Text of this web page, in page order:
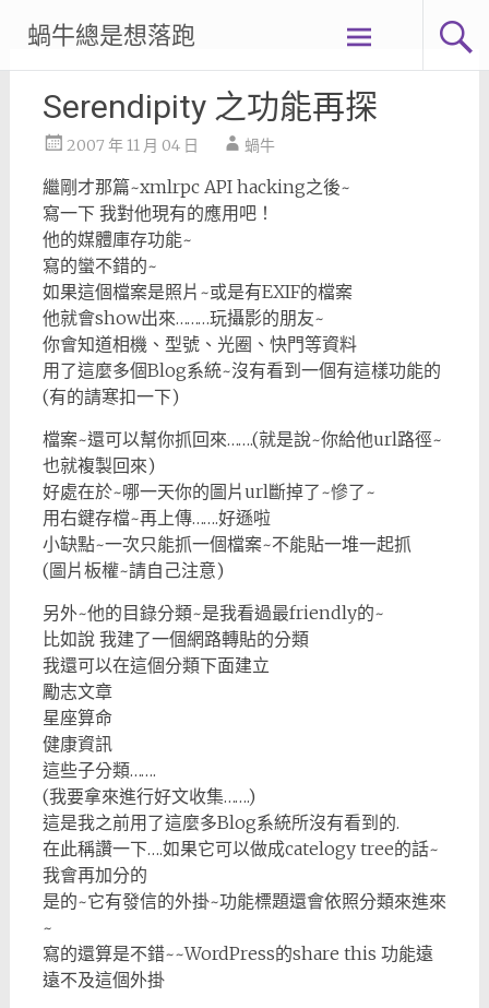
content
蝸牛總是想落跑
Serendipity 之功能再探
2007 年 11 月 04 日 蝸牛
繼剛才那篇~xmlrpc API hacking之後~
寫一下 我對他現有的應用吧！
他的媒體庫存功能~
寫的蠻不錯的~
如果這個檔案是照片~或是有EXIF的檔案
他就會show出來………玩攝影的朋友~
你會知道相機、型號、光圈、快門等資料
用了這麼多個Blog系統~沒有看到一個有這樣功能的
(有的請寒扣一下)
檔案~還可以幫你抓回來…….(就是說~你給他url路徑~
也就複製回來)
好處在於~哪一天你的圖片url斷掉了~慘了~
用右鍵存檔~再上傳…….好遜啦
小缺點~一次只能抓一個檔案~不能貼一堆一起抓
(圖片板權~請自己注意)
另外~他的目錄分類~是我看過最friendly的~
比如說 我建了一個網路轉貼的分類
我還可以在這個分類下面建立
勵志文章
星座算命
健康資訊
這些子分類…….
(我要拿來進行好文收集…….)
這是我之前用了這麼多Blog系統所沒有看到的.
在此稱讚一下….如果它可以做成catelogy tree的話~
我會再加分的
是的~它有發信的外掛~功能標題還會依照分類來進來
~
寫的還算是不錯~~WordPress的share this 功能遠
遠不及這個外掛